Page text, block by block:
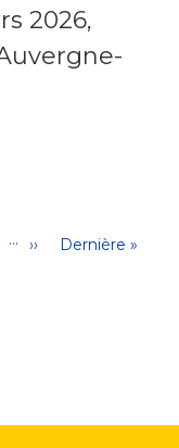
2026,
…
Page
››
Dernière
Dernière »